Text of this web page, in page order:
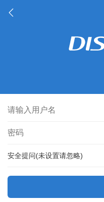
安全提问(未设置请忽略)